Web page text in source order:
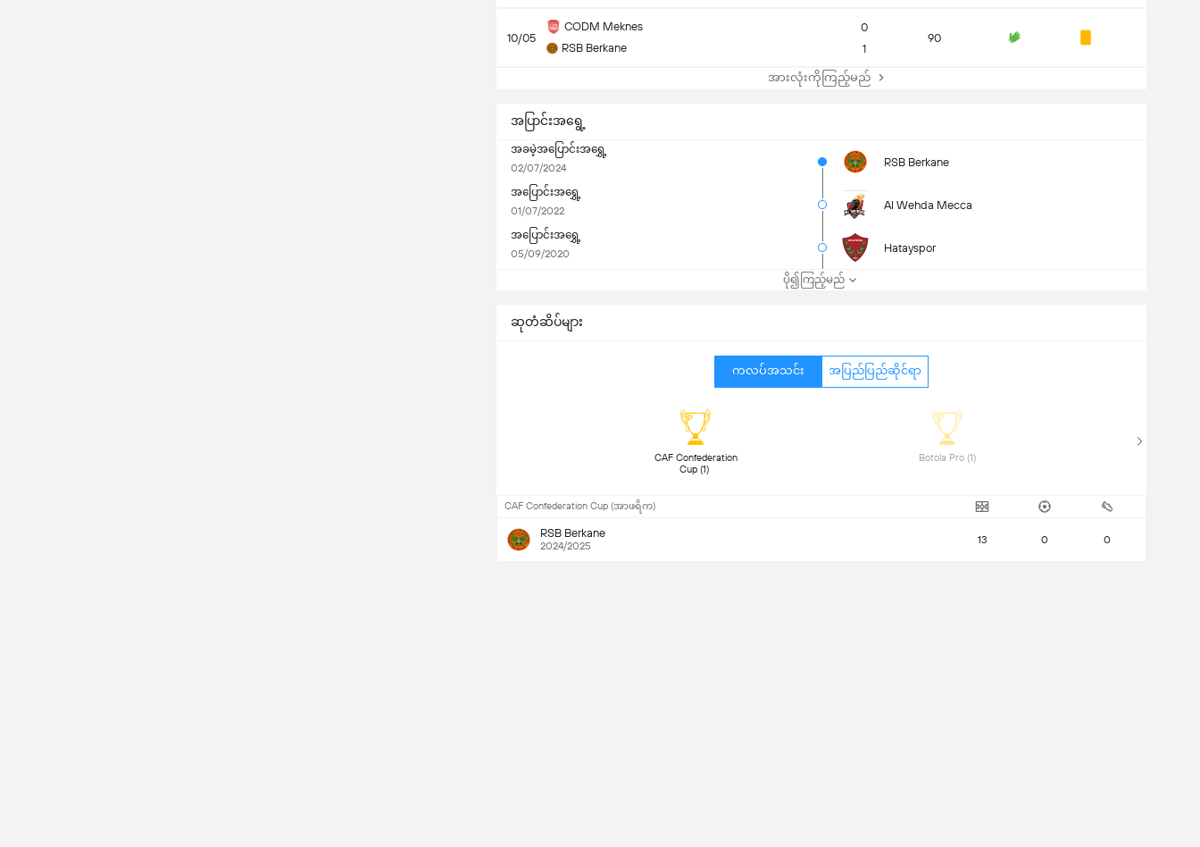
10/05
CODM Meknes
RSB Berkane
0
1
90
အားလုံးကိုကြည့်မည်
အပြာင်းအရွေ့
အခမဲ့အပြောင်းအရွှေ့
02/07/2024
RSB Berkane
အပြောင်းအရွှေ့
01/07/2022
Al Wehda Mecca
အပြောင်းအရွှေ့
05/09/2020
Hatayspor
ပို၍ကြည့်မည်
ဆုတံဆိပ်များ
ကလပ်အသင်း အပြည်ပြည်ဆိုင်ရာ
CAF Confederation
Botola Pro (1)
CAF Confederation Cup (အာဖရိက)
RSB Berkane
2024/2025 13 0 0